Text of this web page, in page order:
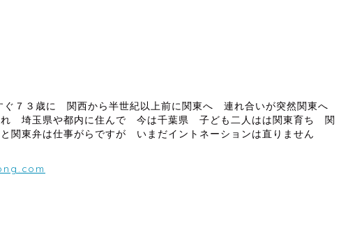
ぐ７３歳に 関西から半世紀以上前に関東へ 連れ合いが突然関東へ
れ 埼玉県や都内に住んで 今は千葉県 子ども二人はは関東育ち 関
関東弁は仕事がらですが いまだイントネーションは直りません